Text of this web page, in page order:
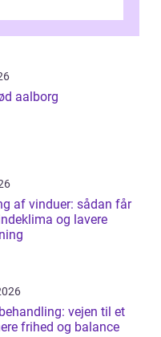
aalborg
af vinduer: sådan får
og lavere
vejen til et
frihed og balance